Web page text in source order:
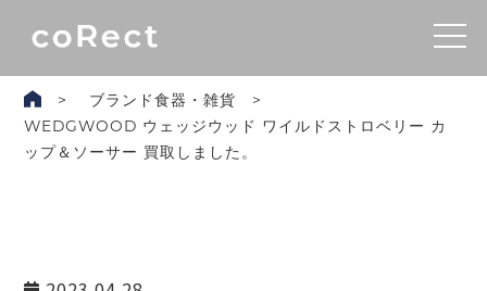
ブランド食器・雑貨
WEDGWOOD ウェッジウッド ワイルドストロベリー カ
ップ＆ソーサー 買取しました。